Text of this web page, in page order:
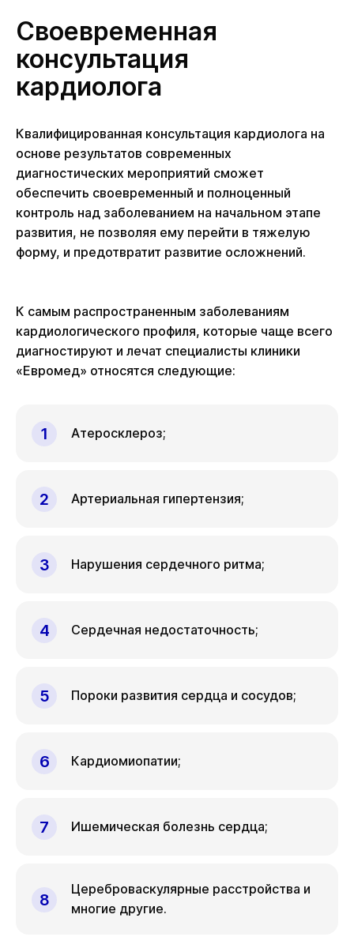
Своевременная
консультация
кардиолога
Квалифицированная консультация кардиолога на
основе результатов современных
диагностических мероприятий сможет
обеспечить своевременный и полноценный
контроль над заболеванием на начальном этапе
развития, не позволяя ему перейти в тяжелую
форму, и предотвратит развитие осложнений.
К самым распространенным заболеваниям
кардиологического профиля, которые чаще всего
диагностируют и лечат специалисты клиники
«Евромед» относятся следующие:
Атеросклероз;
Артериальная гипертензия;
Нарушения сердечного ритма;
Сердечная недостаточность;
Пороки развития сердца и сосудов;
Кардиомиопатии;
Ишемическая болезнь сердца;
Цереброваскулярные расстройства и
многие другие.